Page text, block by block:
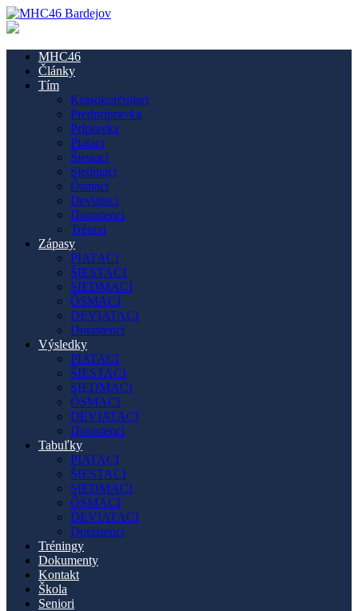
MHC46
Články
Tím
Krasokorčuliari
Predprípravka
Prípravka
Piataci
Šiestaci
Siedmaci
Ôsmaci
Deviataci
Dorastenci
Tréneri
Zápasy
PIATACI
ŠIESTACI
SIEDMACI
ÔSMACI
DEVIATACI
Dorastenci
Výsledky
PIATACI
ŠIESTACI
SIEDMACI
ÔSMACI
DEVIATACI
Dorastenci
Tabuľky
PIATACI
ŠIESTACI
SIEDMACI
ÔSMACI
DEVIATACI
Dorastenci
Tréningy
Dokumenty
Kontakt
Škola
Seniori